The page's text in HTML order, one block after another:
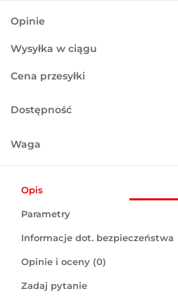
Opinie
Wysyłka w ciągu
Cena przesyłki
Dostępność
Waga
Opis
Parametry
Informacje dot. bezpieczeństwa
Opinie i oceny (0)
Zadaj pytanie